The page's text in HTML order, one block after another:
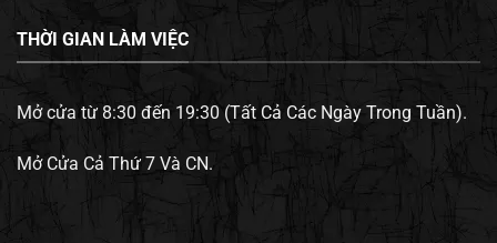
THỜI GIAN LÀM VIỆC
Mở cửa từ 8:30 đến 19:30 (Tất Cả Các Ngày Trong Tuần).
Mở Cửa Cả Thứ 7 Và CN.